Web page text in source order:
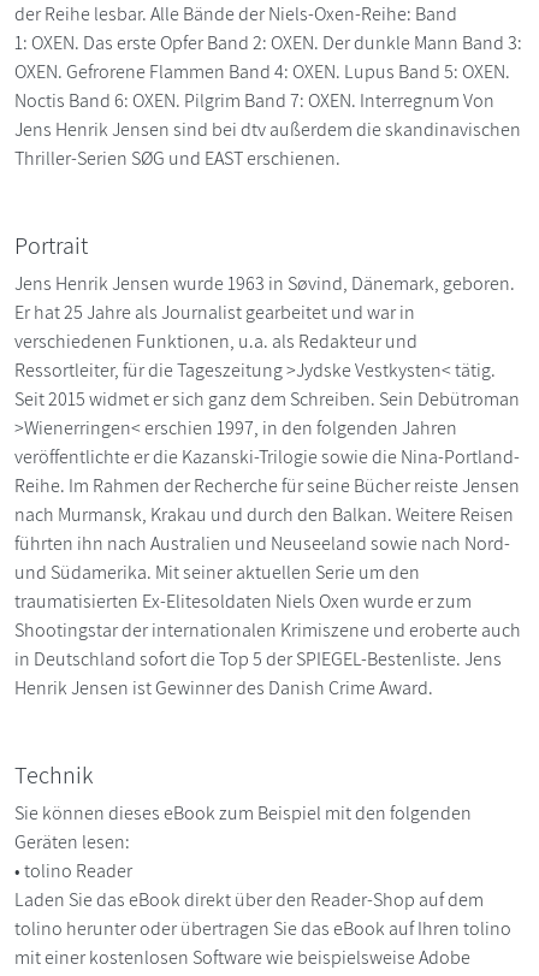
der Reihe lesbar. Alle Bände der Niels-Oxen-Reihe: Band
1: OXEN. Das erste Opfer Band 2: OXEN. Der dunkle Mann Band 3:
OXEN. Gefrorene Flammen Band 4: OXEN. Lupus Band 5: OXEN.
Noctis Band 6: OXEN. Pilgrim Band 7: OXEN. Interregnum Von
Jens Henrik Jensen sind bei dtv außerdem die skandinavischen
Thriller-Serien SØG und EAST erschienen.
Portrait
Jens Henrik Jensen wurde 1963 in Søvind, Dänemark, geboren.
Er hat 25 Jahre als Journalist gearbeitet und war in
verschiedenen Funktionen, u.a. als Redakteur und
Ressortleiter, für die Tageszeitung >Jydske Vestkysten< tätig.
Seit 2015 widmet er sich ganz dem Schreiben. Sein Debütroman
>Wienerringen< erschien 1997, in den folgenden Jahren
veröffentlichte er die Kazanski-Trilogie sowie die Nina-Portland-
Reihe. Im Rahmen der Recherche für seine Bücher reiste Jensen
nach Murmansk, Krakau und durch den Balkan. Weitere Reisen
führten ihn nach Australien und Neuseeland sowie nach Nord-
und Südamerika. Mit seiner aktuellen Serie um den
traumatisierten Ex-Elitesoldaten Niels Oxen wurde er zum
Shootingstar der internationalen Krimiszene und eroberte auch
in Deutschland sofort die Top 5 der SPIEGEL-Bestenliste. Jens
Henrik Jensen ist Gewinner des Danish Crime Award.
Technik
Sie können dieses eBook zum Beispiel mit den folgenden
Geräten lesen:
• tolino Reader
Laden Sie das eBook direkt über den Reader-Shop auf dem
tolino herunter oder übertragen Sie das eBook auf Ihren tolino
mit einer kostenlosen Software wie beispielsweise Adobe